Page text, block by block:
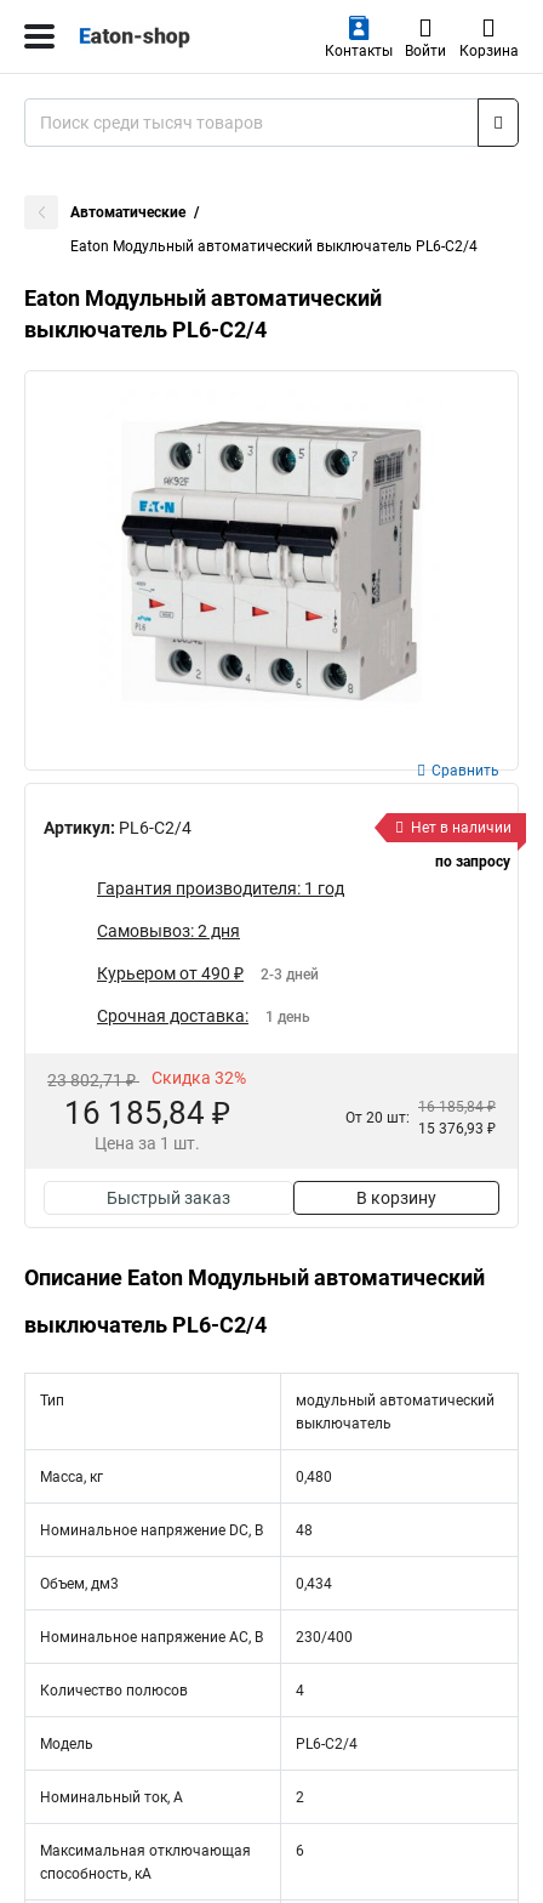
Контакты Войти Корзина
Автоматические
Eaton Модульный автоматический выключатель PL6-C2/4
Eaton Модульный автоматический
выключатель PL6-C2/4
Артикул: PL6-C2/4
Сравнить
Нет в наличии
по запросу
Гарантия производителя: 1 год
Самовывоз: 2 дня
Курьером от 490 ₽ 2-3 дней
Срочная доставка: 1 день
23 802,71 ₽ Скидка 32%
16 185,84 ₽
Цена за 1 шт.
От 20 шт:
16 185,84 ₽
15 376,93 ₽
Быстрый заказ В корзину
Описание Eaton Модульный автоматический
выключатель PL6-C2/4
Тип
модульный автоматический
выключатель
Масса, кг 0,480
Номинальное напряжение DC, В 48
Объем, дм3 0,434
Номинальное напряжение АС, В 230/400
Количество полюсов 4
Модель PL6-C2/4
Номинальный ток, А 2
Максимальная отключающая
способность, кА
6